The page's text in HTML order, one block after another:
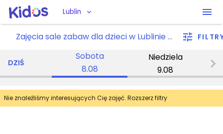
Lublin
Zajęcia sale zabaw dla dzieci w Lublinie Głusku / Hajdówce-Zadębie / Kalinowszczyźnie / Kośminku
DZIŚ
Sobota
8.08
Niedziela
9.08
Nie znaleźliśmy interesujących Cię zajęć. Rozszerz filtry